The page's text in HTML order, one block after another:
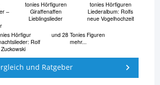
–
tonies Hörfiguren
Giraffenaffen
Lieblingslieder
tonies Hörfiguren
Liederalbum: Rolfs
neue Vogelhochzeit
Hörfigur
Rolf
Zuckowski
und 28 Tonies Figuren
mehr...
und Ratgeber